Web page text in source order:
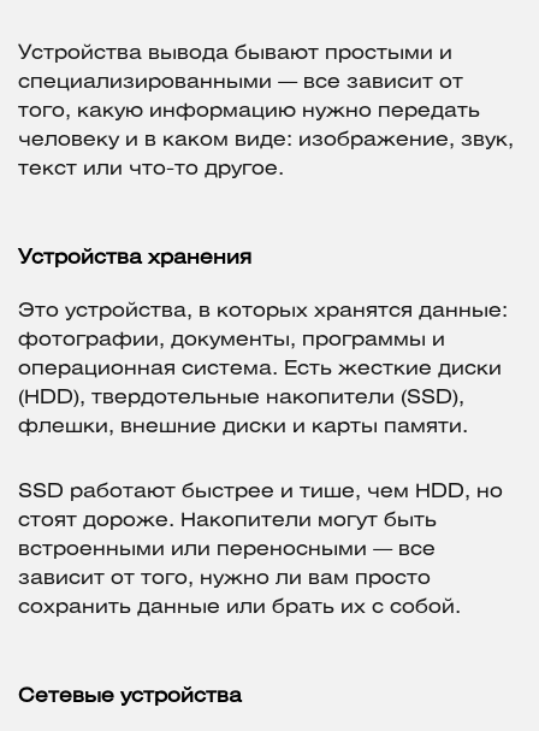
Устройства вывода бывают простыми и
специализированными — все зависит от
того, какую информацию нужно передать
человеку и в каком виде: изображение, звук,
текст или что-то другое.
Устройства хранения
Это устройства, в которых хранятся данные:
фотографии, документы, программы и
операционная система. Есть жесткие диски
(HDD), твердотельные накопители (SSD),
флешки, внешние диски и карты памяти.
SSD работают быстрее и тише, чем HDD, но
стоят дороже. Накопители могут быть
встроенными или переносными — все
зависит от того, нужно ли вам просто
сохранить данные или брать их с собой.
Сетевые устройства